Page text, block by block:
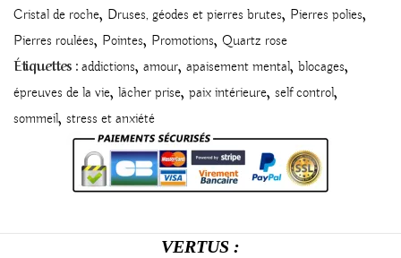
Cristal de roche, Druses, géodes et pierres brutes, Pierres polies,
Pierres roulées, Pointes, Promotions, Quartz rose
Étiquettes : addictions, amour, apaisement mental, blocages,
épreuves de la vie, lâcher prise, paix intérieure, self control,
sommeil, stress et anxiété
VERTUS :